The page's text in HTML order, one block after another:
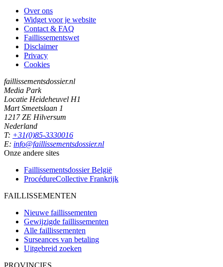
Over ons
Widget voor je website
Contact & FAQ
Faillissementswet
Disclaimer
Privacy
Cookies
faillissementsdossier.nl
Media Park
Locatie Heideheuvel H1
Mart Smeetslaan 1
1217 ZE Hilversum
Nederland
T: +31(0)85-3330016
E: info@faillissementsdossier.nl
Onze andere sites
Faillissementsdossier België
ProcédureCollective Frankrijk
FAILLISSEMENTEN
Nieuwe faillissementen
Gewijzigde faillissementen
Alle faillissementen
Surseances van betaling
Uitgebreid zoeken
PROVINCIES